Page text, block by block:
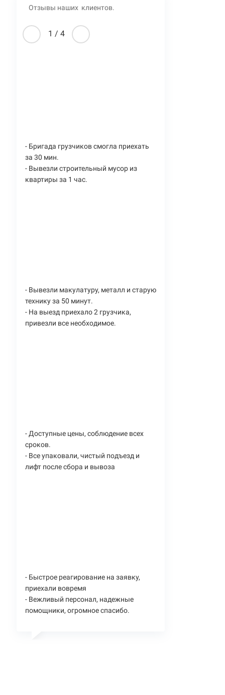
Отзывы наших клиентов.
1 / 4
- Бригада грузчиков смогла приехать
за 30 мин.
- Вывезли строительный мусор из
квартиры за 1 час.
- Вывезли макулатуру, металл и старую
технику за 50 минут.
- На выезд приехало 2 грузчика,
привезли все необходимое.
- Доступные цены, соблюдение всех
сроков.
- Все упаковали, чистый подъезд и
лифт после сбора и вывоза
- Быстрое реагирование на заявку,
приехали вовремя
- Вежливый персонал, надежные
помощники, огромное спасибо.